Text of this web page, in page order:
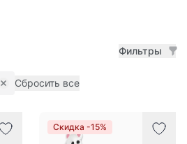
Фильтры
Remove filter
Сбросить все
Скидка -15%